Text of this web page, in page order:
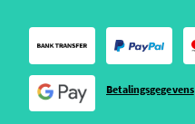
Betalingsgegevens